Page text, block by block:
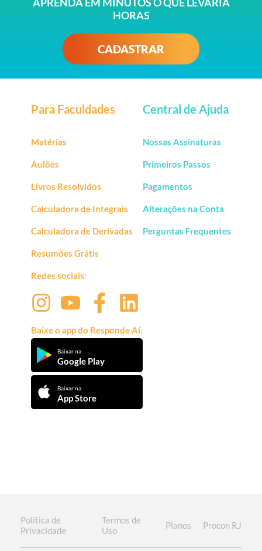
HORAS
CADASTRAR
Para Faculdades
Matérias
Aulões
Livros Resolvidos
Calculadora de Integrais
Calculadora de Derivadas
Resumões Grátis
Redes sociais:
Baixe o app do Responde Aí:
Baixar na
Google Play
Baixar na
App Store
Central de Ajuda
Nossas Assinaturas
Primeiros Passos
Pagamentos
Alterações na Conta
Perguntas Frequentes
Política de
Privacidade
Termos de
Uso
Planos Procon RJ